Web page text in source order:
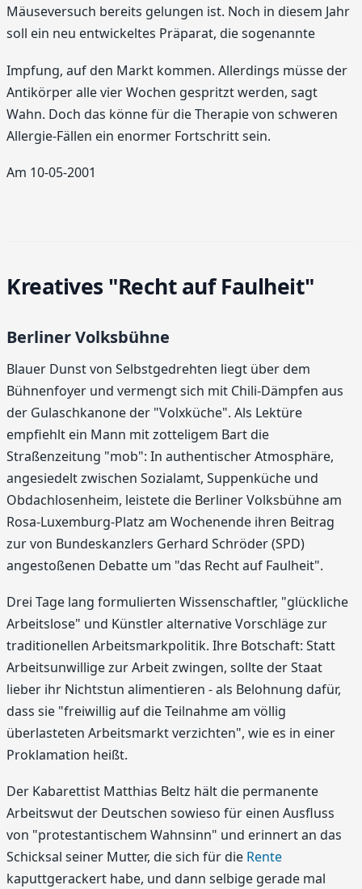
Mäuseversuch bereits gelungen ist. Noch in diesem Jahr
soll ein neu entwickeltes Präparat, die sogenannte
Impfung, auf den Markt kommen. Allerdings müsse der
Antikörper alle vier Wochen gespritzt werden, sagt
Wahn. Doch das könne für die Therapie von schweren
Allergie-Fällen ein enormer Fortschritt sein.
Am 10-05-2001
Kreatives "Recht auf Faulheit"
Berliner Volksbühne
Blauer Dunst von Selbstgedrehten liegt über dem
Bühnenfoyer und vermengt sich mit Chili-Dämpfen aus
der Gulaschkanone der "Volxküche". Als Lektüre
empfiehlt ein Mann mit zotteligem Bart die
Straßenzeitung "mob": In authentischer Atmosphäre,
angesiedelt zwischen Sozialamt, Suppenküche und
Obdachlosenheim, leistete die Berliner Volksbühne am
Rosa-Luxemburg-Platz am Wochenende ihren Beitrag
zur von Bundeskanzlers Gerhard Schröder (SPD)
angestoßenen Debatte um "das Recht auf Faulheit".
Drei Tage lang formulierten Wissenschaftler, "glückliche
Arbeitslose" und Künstler alternative Vorschläge zur
traditionellen Arbeitsmarkpolitik. Ihre Botschaft: Statt
Arbeitsunwillige zur Arbeit zwingen, sollte der Staat
lieber ihr Nichtstun alimentieren - als Belohnung dafür,
dass sie "freiwillig auf die Teilnahme am völlig
überlasteten Arbeitsmarkt verzichten", wie es in einer
Proklamation heißt.
Der Kabarettist Matthias Beltz hält die permanente
Arbeitswut der Deutschen sowieso für einen Ausfluss
von "protestantischem Wahnsinn" und erinnert an das
Schicksal seiner Mutter, die sich für die Rente
kaputtgerackert habe, und dann selbige gerade mal